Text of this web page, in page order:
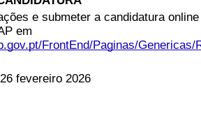
e submeter a candidatura
em
FrontEnd/Paginas/
fevereiro 2026